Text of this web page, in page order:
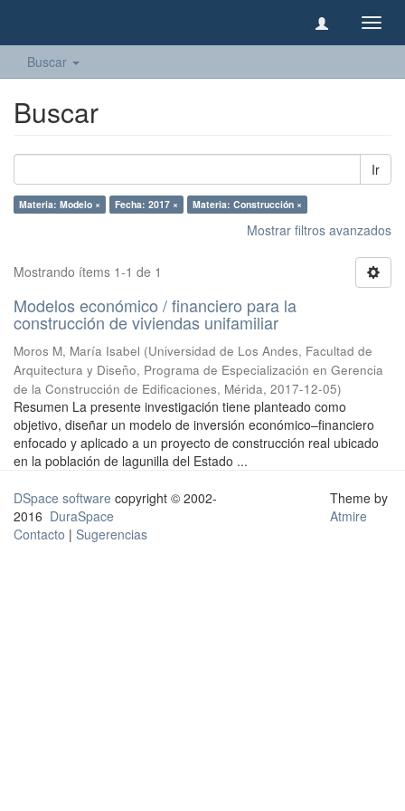
Buscar
Buscar
Ir
Materia: Modelo × Fecha: 2017 × Materia: Construcción ×
Mostrar filtros avanzados
Mostrando ítems 1-1 de 1
Modelos económico / financiero para la
construcción de viviendas unifamiliar
Moros M, María Isabel (Universidad de Los Andes, Facultad de
Arquitectura y Diseño, Programa de Especialización en Gerencia
de la Construcción de Edificaciones, Mérida, 2017-12-05)
Resumen La presente investigación tiene planteado como
objetivo, diseñar un modelo de inversión económico–financiero
enfocado y aplicado a un proyecto de construcción real ubicado
en la población de lagunilla del Estado ...
DSpace software copyright © 2002-
2016 DuraSpace
Contacto | Sugerencias
Theme by
Atmire